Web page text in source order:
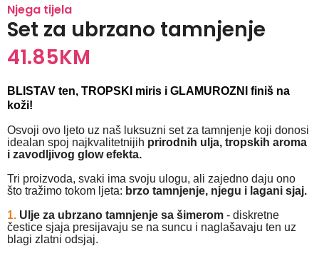
Njega tijela
Set za ubrzano tamnjenje
41.85KM
BLISTAV ten, TROPSKI miris i GLAMUROZNI finiš na
koži!
Osvoji ovo ljeto uz naš luksuzni set za tamnjenje koji donosi
idealan spoj najkvalitetnijih prirodnih ulja, tropskih aroma
i zavodljivog glow efekta.
Tri proizvoda, svaki ima svoju ulogu, ali zajedno daju ono
što tražimo tokom ljeta: brzo tamnjenje, njegu i lagani sjaj.
1. Ulje za ubrzano tamnjenje sa šimerom - diskretne
čestice sjaja presijavaju se na suncu i naglašavaju ten uz
blagi zlatni odsjaj.